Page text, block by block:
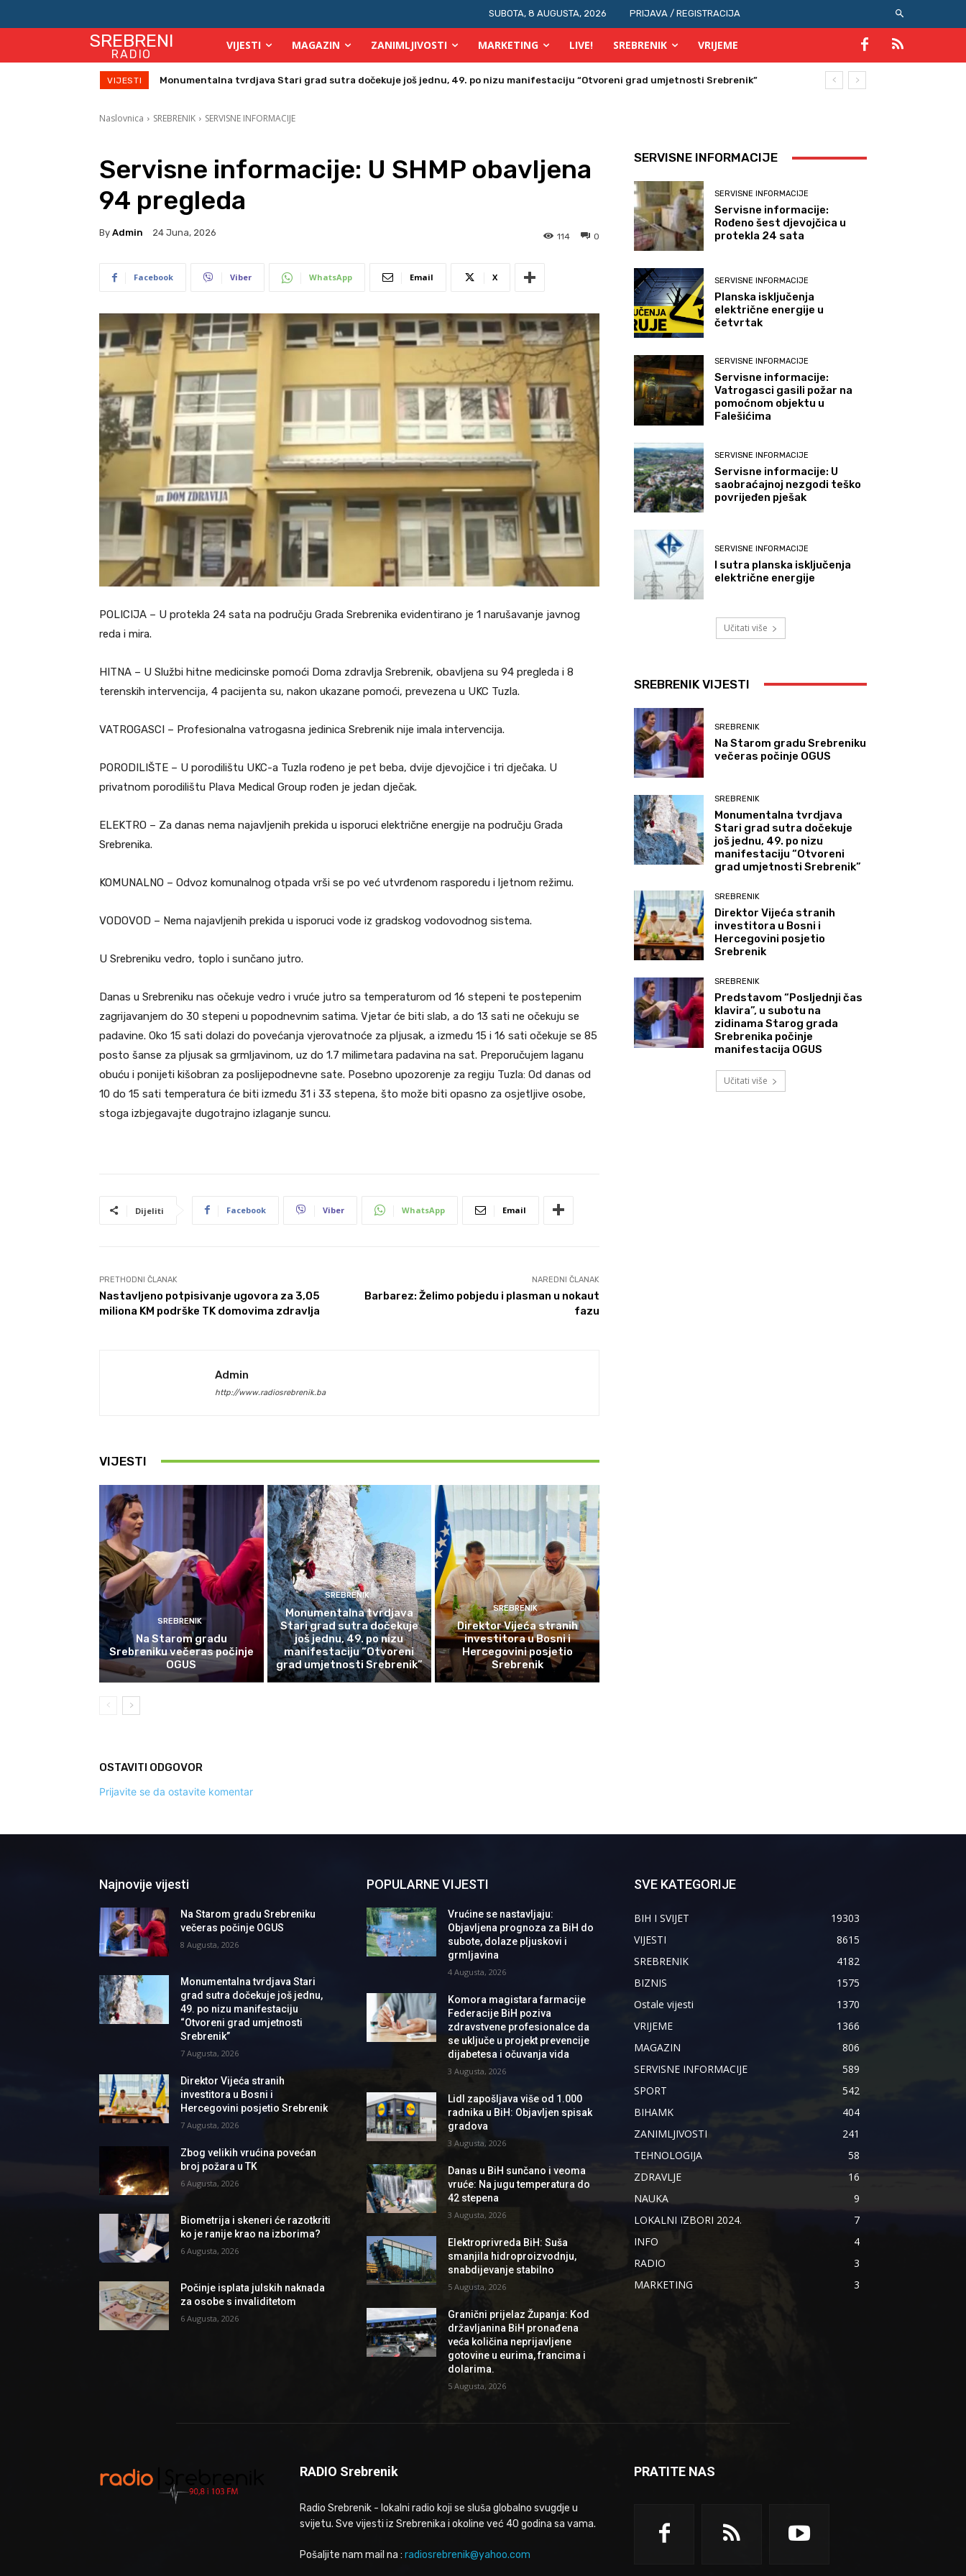
SUBOTA, 8 AUGUSTA, 2026 PRIJAVA / REGISTRACIJA
SREBRENI
RADIO
VIJESTI MAGAZIN ZANIMLJIVOSTI MARKETING LIVE! SREBRENIK VRIJEME
VIJESTI Monumentalna tvrdjava Stari grad sutra dočekuje još jednu, 49. po nizu manifestaciju “Otvoreni grad umjetnosti Srebrenik”
Direktor Vijeća stranih investitora u Bosni i Hercegovini posjetio Srebrenik
Naslovnica SREBRENIK SERVISNE INFORMACIJE
Servisne informacije: U SHMP obavljena
94 pregleda
By Admin 24 Juna, 2026 0
114
Facebook Viber WhatsApp Email X
POLICIJA – U protekla 24 sata na području Grada Srebrenika evidentirano je 1 narušavanje javnog
reda i mira.
HITNA – U Službi hitne medicinske pomoći Doma zdravlja Srebrenik, obavljena su 94 pregleda i 8
terenskih intervencija, 4 pacijenta su, nakon ukazane pomoći, prevezena u UKC Tuzla.
VATROGASCI – Profesionalna vatrogasna jedinica Srebrenik nije imala intervencija.
PORODILIŠTE – U porodilištu UKC-a Tuzla rođeno je pet beba, dvije djevojčice i tri dječaka. U
privatnom porodilištu Plava Medical Group rođen je jedan dječak.
ELEKTRO – Za danas nema najavljenih prekida u isporuci električne energije na području Grada
Srebrenika.
KOMUNALNO – Odvoz komunalnog otpada vrši se po već utvrđenom rasporedu i ljetnom režimu.
VODOVOD – Nema najavljenih prekida u isporuci vode iz gradskog vodovodnog sistema.
U Srebreniku vedro, toplo i sunčano jutro.
Danas u Srebreniku nas očekuje vedro i vruće jutro sa temperaturom od 16 stepeni te postepenim
zagrijavanjem do 30 stepeni u popodnevnim satima. Vjetar će biti slab, a do 13 sati ne očekuju se
padavine. Oko 15 sati dolazi do povećanja vjerovatnoće za pljusak, a između 15 i 16 sati očekuje se 85
posto šanse za pljusak sa grmljavinom, uz do 1.7 milimetara padavina na sat. Preporučujem laganu
obuću i ponijeti kišobran za poslijepodnevne sate. Posebno upozorenje za regiju Tuzla: Od danas od
10 do 15 sati temperatura će biti između 31 i 33 stepena, što može biti opasno za osjetljive osobe,
stoga izbjegavajte dugotrajno izlaganje suncu.
Dijeliti Facebook Viber WhatsApp Email
PRETHODNI ČLANAK
Nastavljeno potpisivanje ugovora za 3,05
miliona KM podrške TK domovima zdravlja
NAREDNI ČLANAK
Barbarez: Želimo pobjedu i plasman u nokaut
fazu
Admin
http://www.radiosrebrenik.ba
VIJESTI
SREBRENIK
Na Starom gradu
Srebreniku večeras počinje
OGUS
SREBRENIK
Monumentalna tvrdjava
Stari grad sutra dočekuje
još jednu, 49. po nizu
manifestaciju “Otvoreni
grad umjetnosti Srebrenik”
SREBRENIK
Direktor Vijeća stranih
investitora u Bosni i
Hercegovini posjetio
Srebrenik
OSTAVITI ODGOVOR
Prijavite se da ostavite komentar
SERVISNE INFORMACIJE
SERVISNE INFORMACIJE
Servisne informacije:
Rođeno šest djevojčica u
protekla 24 sata
SERVISNE INFORMACIJE
Planska isključenja
električne energije u
četvrtak
SERVISNE INFORMACIJE
Servisne informacije:
Vatrogasci gasili požar na
pomoćnom objektu u
Falešićima
SERVISNE INFORMACIJE
Servisne informacije: U
saobraćajnoj nezgodi teško
povrijeđen pješak
SERVISNE INFORMACIJE
I sutra planska isključenja
električne energije
Učitati više
SREBRENIK VIJESTI
SREBRENIK
Na Starom gradu Srebreniku
večeras počinje OGUS
SREBRENIK
Monumentalna tvrdjava
Stari grad sutra dočekuje
još jednu, 49. po nizu
manifestaciju “Otvoreni
grad umjetnosti Srebrenik”
SREBRENIK
Direktor Vijeća stranih
investitora u Bosni i
Hercegovini posjetio
Srebrenik
SREBRENIK
Predstavom “Posljednji čas
klavira”, u subotu na
zidinama Starog grada
Srebrenika počinje
manifestacija OGUS
Učitati više
Najnovije vijesti
Na Starom gradu Srebreniku
večeras počinje OGUS
8 Augusta, 2026
Monumentalna tvrdjava Stari
grad sutra dočekuje još jednu,
49. po nizu manifestaciju
“Otvoreni grad umjetnosti
Srebrenik”
7 Augusta, 2026
Direktor Vijeća stranih
investitora u Bosni i
Hercegovini posjetio Srebrenik
7 Augusta, 2026
Zbog velikih vrućina povećan
broj požara u TK
6 Augusta, 2026
Biometrija i skeneri će razotkriti
ko je ranije krao na izborima?
6 Augusta, 2026
Počinje isplata julskih naknada
za osobe s invaliditetom
6 Augusta, 2026
POPULARNE VIJESTI
Vrućine se nastavljaju:
Objavljena prognoza za BiH do
subote, dolaze pljuskovi i
grmljavina
4 Augusta, 2026
Komora magistara farmacije
Federacije BiH poziva
zdravstvene profesionalce da
se uključe u projekt prevencije
dijabetesa i očuvanja vida
3 Augusta, 2026
Lidl zapošljava više od 1.000
radnika u BiH: Objavljen spisak
gradova
3 Augusta, 2026
Danas u BiH sunčano i veoma
vruće: Na jugu temperatura do
42 stepena
3 Augusta, 2026
Elektroprivreda BiH: Suša
smanjila hidroproizvodnju,
snabdijevanje stabilno
5 Augusta, 2026
Granični prijelaz Županja: Kod
državljanina BiH pronađena
veća količina neprijavljene
gotovine u eurima, francima i
dolarima.
5 Augusta, 2026
SVE KATEGORIJE
BIH I SVIJET
19303
VIJESTI
8615
SREBRENIK
4182
BIZNIS
1575
Ostale vijesti
1370
VRIJEME
1366
MAGAZIN
806
SERVISNE INFORMACIJE
589
SPORT
542
BIHAMK
404
ZANIMLJIVOSTI
241
TEHNOLOGIJA
58
ZDRAVLJE
16
NAUKA
9
LOKALNI IZBORI 2024.
7
INFO
4
RADIO
3
MARKETING
3
RADIO Srebrenik
Radio Srebrenik - lokalni radio koji se sluša globalno svugdje u
svijetu. Sve vijesti iz Srebrenika i okoline već 40 godina sa vama.
Pošaljite nam mail na : radiosrebrenik@yahoo.com
PRATITE NAS